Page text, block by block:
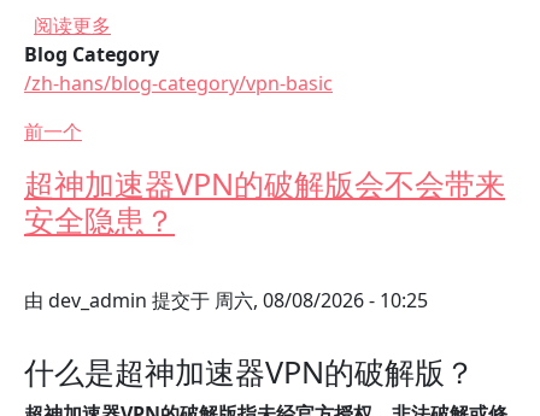
阅读更多
Blog Category
/zh-hans/blog-category/vpn-basic
前一个
超神加速器VPN的破解版会不会带来
安全隐患？
由 dev_admin 提交于 周六, 08/08/2026 - 10:25
什么是超神加速器VPN的破解版？